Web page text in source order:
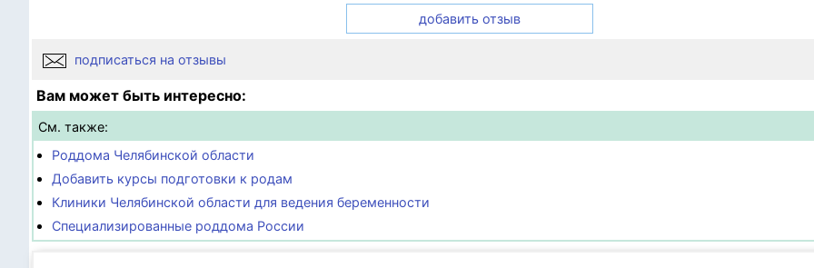
добавить отзыв
подписаться на отзывы
Вам может быть интересно:
См. также:
Роддома Челябинской области
Добавить курсы подготовки к родам
Клиники Челябинской области для ведения беременности
Специализированные роддома России